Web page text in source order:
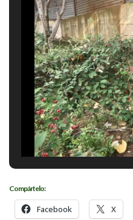
Compártelo:
Facebook X